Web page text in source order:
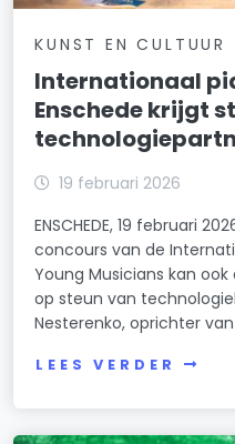
KUNST EN CULTUUR
Internationaal
Enschede krijgt
19 februari 2026
ENSCHEDE, 19 februari
concours van de
Young Musicians kan
op steun van
Nesterenko, oprichter
LEES VERDER